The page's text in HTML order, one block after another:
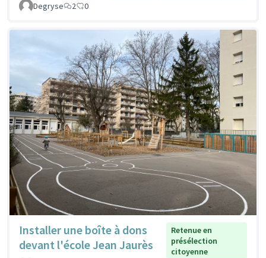
Degryse
2 0
Installer une boîte à dons
devant l'école Jean Jaurès
Retenue en
présélection
citoyenne